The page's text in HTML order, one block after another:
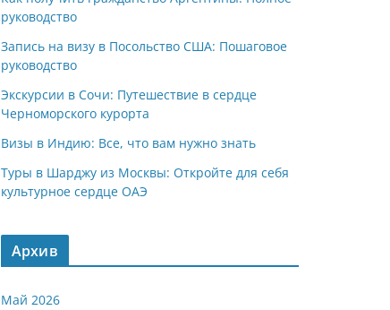
руководство
Запись на визу в Посольство США: Пошаговое
руководство
Экскурсии в Сочи: Путешествие в сердце
Черноморского курорта
Визы в Индию: Все, что вам нужно знать
Туры в Шарджу из Москвы: Откройте для себя
культурное сердце ОАЭ
Архив
Май 2026